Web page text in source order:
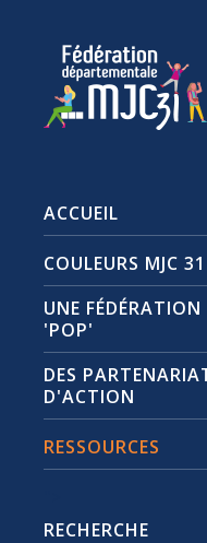
ACCUEIL
COULEURS MJC 31
UNE
'POP'
DES
D'ACTION
RESSOURCES
RECHERCHE